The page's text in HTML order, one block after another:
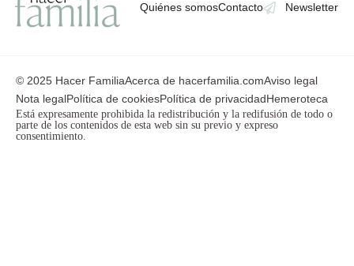
Quiénes somosContacto Newsletter
© 2025 Hacer FamiliaAcerca de hacerfamilia.comAviso legal
Nota legalPolítica de cookiesPolítica de privacidadHemeroteca
Está expresamente prohibida la redistribución y la redifusión de todo o
parte de los contenidos de esta web sin su previo y expreso
consentimiento.